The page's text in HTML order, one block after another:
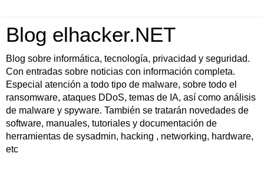
Blog elhacker.NET
Blog sobre informática, tecnología, privacidad y seguridad.
Con entradas sobre noticias con información completa.
Especial atención a todo tipo de malware, sobre todo el
ransomware, ataques DDoS, temas de IA, así como análisis
de malware y spyware. También se tratarán novedades de
software, manuales, tutoriales y documentación de
herramientas de sysadmin, hacking , networking, hardware,
etc